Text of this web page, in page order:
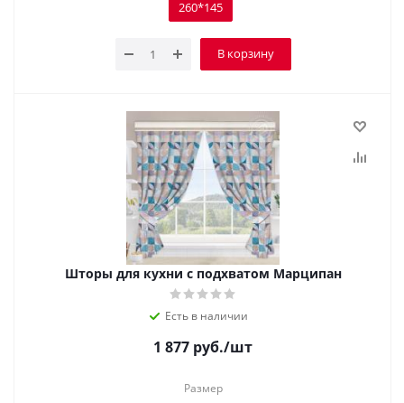
260*145
В корзину
Шторы для кухни с подхватом Марципан
Есть в наличии
1 877 руб./шт
Размер